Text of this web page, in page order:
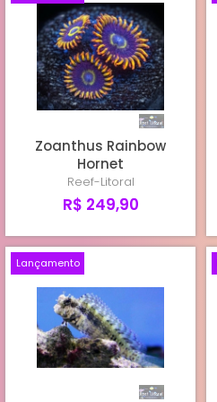
Zoanthus Rainbow
Hornet
Reef-Litoral
R$ 249,90
Lançamento